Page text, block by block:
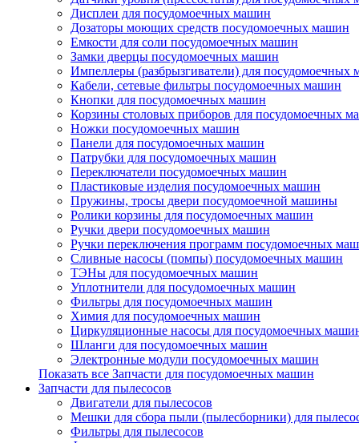
Дисплеи для посудомоечных машин
Дозаторы моющих средств посудомоечных машин
Емкости для соли посудомоечных машин
Замки дверцы посудомоечных машин
Импеллеры (разбрызгиватели) для посудомоечных
Кабели, сетевые фильтры посудомоечных машин
Кнопки для посудомоечных машин
Корзины столовых приборов для посудомоечных
Ножки посудомоечных машин
Панели для посудомоечных машин
Патрубки для посудомоечных машин
Переключатели посудомоечных машин
Пластиковые изделия посудомоечных машин
Пружины, тросы двери посудомоечной машины
Ролики корзины для посудомоечных машин
Ручки двери посудомоечных машин
Ручки переключения программ посудомоечных
Сливные насосы (помпы) посудомоечных машин
ТЭНы для посудомоечных машин
Уплотнители для посудомоечных машин
Фильтры для посудомоечных машин
Химия для посудомоечных машин
Циркуляционные насосы для посудомоечных
Шланги для посудомоечных машин
Электронные модули посудомоечных машин
Показать все Запчасти для посудомоечных машин
Запчасти для пылесосов
Двигатели для пылесосов
Мешки для сбора пыли (пылесборники) для
Фильтры для пылесосов